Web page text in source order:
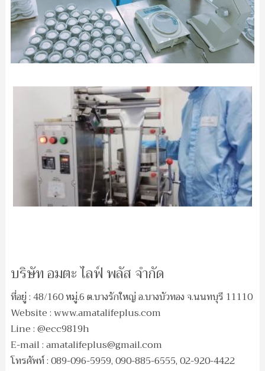
บริษัท อมตะ ไลฟ์ พลัส จำกัด
ที่อยู่ : 48/160 หมู่.6 ต.บางรักใหญ่ อ.บางบัวทอง จ.นนทบุรี 11110
Website : www.amatalifeplus.com
Line : @ecc9819h
E-mail :amatalifeplus@gmail.com
โทรศัพท์ : 089-096-5959, 090-885-6555, 02-920-4422